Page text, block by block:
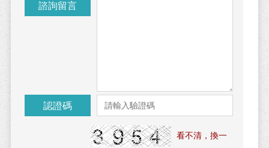
諮詢留言
認證碼
看不清，換一